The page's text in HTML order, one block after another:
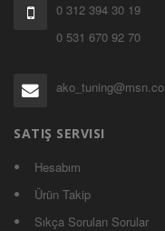
0 312 394 30 19
0 531 670 92 70
SATIŞ SERVISI
Hesabım
Ürün Takip
Sıkça Sorulan Sorular